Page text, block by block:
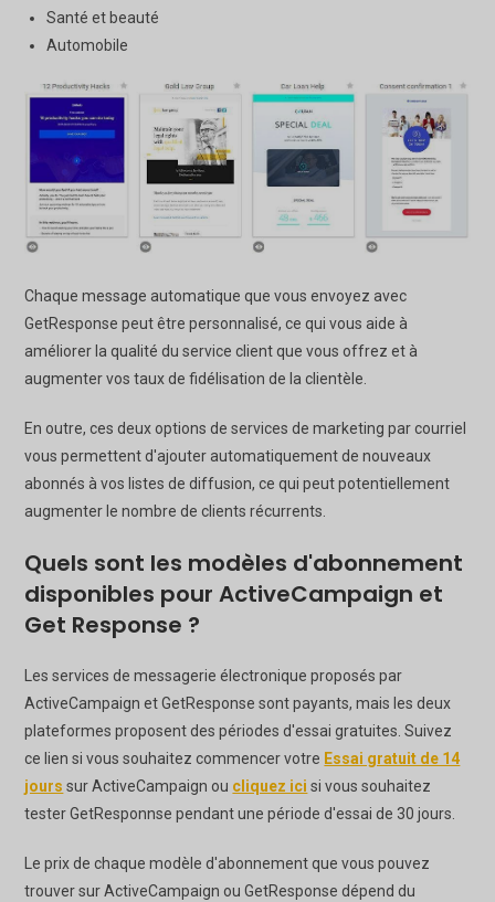
Santé et beauté
Automobile
Chaque message automatique que vous envoyez avec
GetResponse peut être personnalisé, ce qui vous aide à
améliorer la qualité du service client que vous offrez et à
augmenter vos taux de fidélisation de la clientèle.
En outre, ces deux options de services de marketing par courriel
vous permettent d'ajouter automatiquement de nouveaux
abonnés à vos listes de diffusion, ce qui peut potentiellement
augmenter le nombre de clients récurrents.
Quels sont les modèles d'abonnement
disponibles pour ActiveCampaign et
Get Response ?
Les services de messagerie électronique proposés par
ActiveCampaign et GetResponse sont payants, mais les deux
plateformes proposent des périodes d'essai gratuites. Suivez
ce lien si vous souhaitez commencer votre Essai gratuit de 14
jours sur ActiveCampaign ou cliquez ici si vous souhaitez
tester GetResponnse pendant une période d'essai de 30 jours.
Le prix de chaque modèle d'abonnement que vous pouvez
trouver sur ActiveCampaign ou GetResponse dépend du